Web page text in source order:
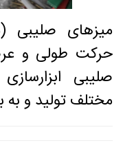
میزهای صلیبی
حرکت طولی و
صلیبی
مختلف تولید و به